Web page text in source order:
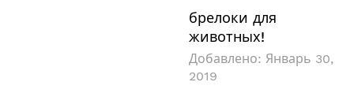
брелоки для
животных!
Добавлено: Январь 30,
2019